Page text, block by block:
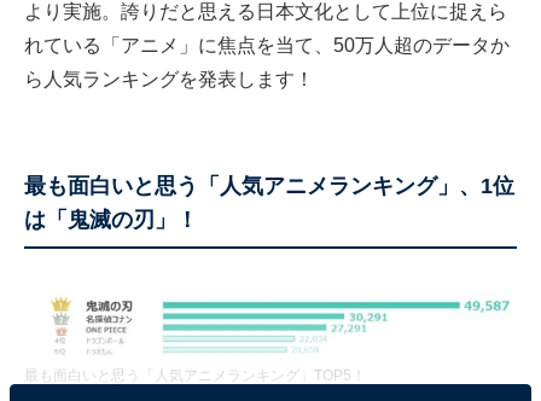
より実施。誇りだと思える日本文化として上位に捉えら
れている「アニメ」に焦点を当て、50万人超のデータか
ら人気ランキングを発表します！
最も面白いと思う「人気アニメランキング」、1位
は「鬼滅の刃」！
最も面白いと思う「人気アニメランキング」TOP5！